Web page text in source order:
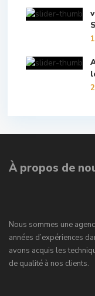
À propos de
Nous sommes une
années d’expériences
avons acquis les
de qualité à nos clients.